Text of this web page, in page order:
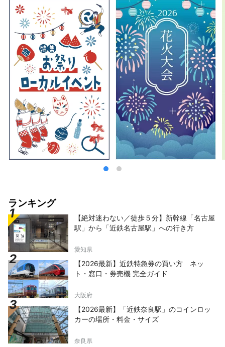
ランキング
【絶対迷わない／徒歩５分】新幹線「名古屋
駅」から「近鉄名古屋駅」への行き方
愛知県
【2026最新】近鉄特急券の買い方 ネッ
ト・窓口・券売機 完全ガイド
大阪府
【2026最新】「近鉄奈良駅」のコインロッ
カーの場所・料金・サイズ
奈良県